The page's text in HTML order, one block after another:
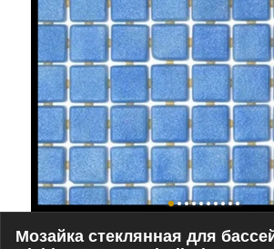
Мозайка стеклянная для